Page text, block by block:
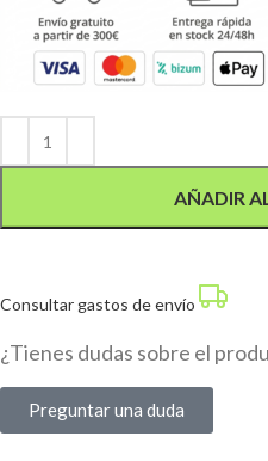
AÑADIR
Consultar gastos de envío
¿Tienes dudas sobre el
Preguntar una duda